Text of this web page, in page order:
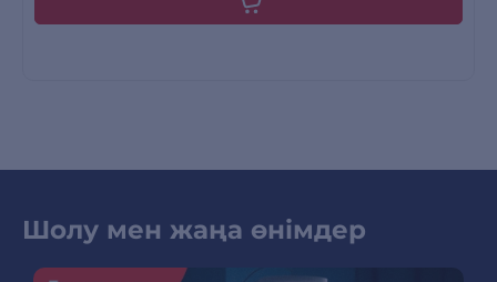
Шолу мен жаңа өнімдер